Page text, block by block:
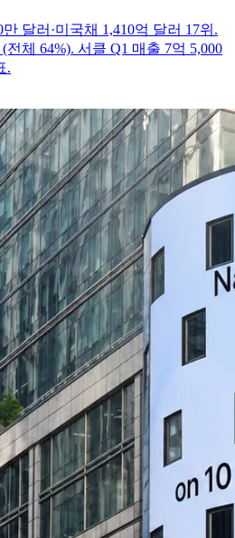
달러·미국채 1,410억 달러 17위.
체 64%). 서클 Q1 매출 7억 5,000
.